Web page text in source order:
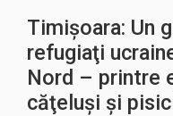
Timişoara: Un
refugiaţi
Nord – printre
căţeluşi şi